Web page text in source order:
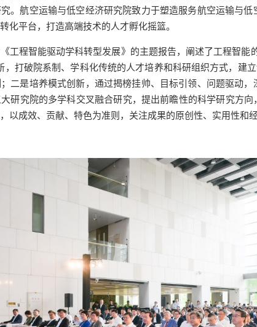
。航空运输与低空经济研究院致力于塑造服务航空运输与
化平台，打造高端技术的人才孵化摇篮。
工程智能驱动学科转型发展》的主题报告，阐述了工程智能
，打破院系制、学科化传统的人才培养和科研组织方式，建
二是培养模式创新，通过揭榜挂帅、目标引领、问题驱动，
研究院的多学科交叉融合研究，提出前瞻性的科学研究方
以成效、贡献、特色为准则，关注成果的原创性、实用性和经